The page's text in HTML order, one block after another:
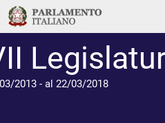
2013 - al 22/03/2018